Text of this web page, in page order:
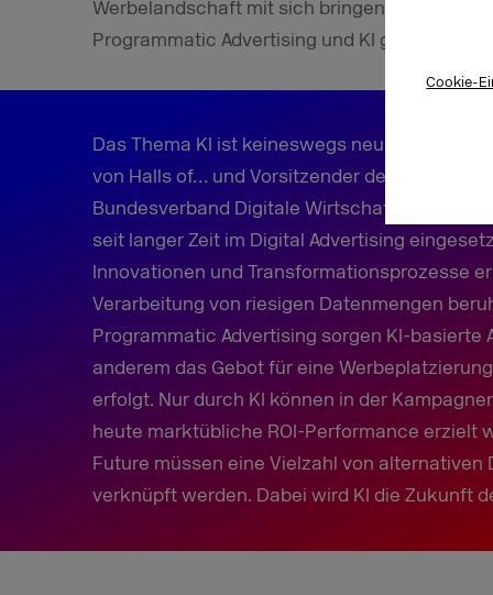
Cookie-
Werbelandschaft mit sich bringen.
Programmatic Advertising und KI genau zu
Das Thema KI ist keineswegs neu für die
von Halls of… und Vorsitzender der
Bundesverband Digitale Wirtschaft (BVDW):
seit langer Zeit im Digital Advertising
Innovationen und Transformationsprozesse
Verarbeitung von riesigen Datenmengen
Programmatic Advertising sorgen KI-basierte
anderem das Gebot für eine
erfolgt. Nur durch KI können in der
heute marktübliche ROI-Performance erzielt
Future müssen eine Vielzahl von alternativen
verknüpft werden. Dabei wird KI die Zukunft